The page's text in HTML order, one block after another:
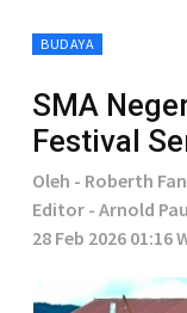
BUDAYA
SMA
Festival
Oleh - Roberth
Editor - Arnold
28 Feb 2026 01:16